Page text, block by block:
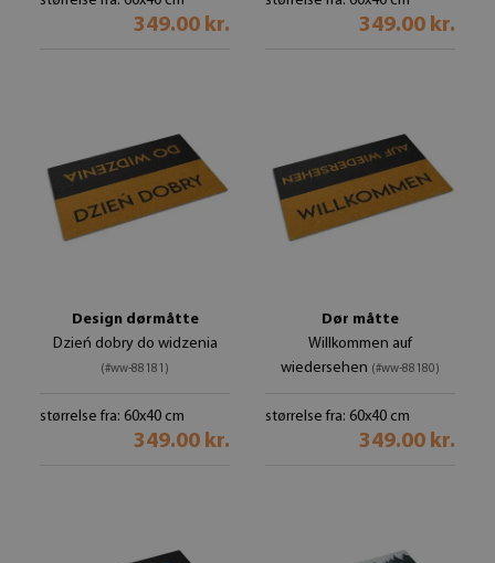
349.00 kr. 349.00 kr.
Design dørmåtte
Dzień dobry do widzenia
(#ww-88181)
størrelse fra: 60x40 cm
349.00 kr.
Dør måtte
Willkommen auf
wiedersehen (#ww-88180)
størrelse fra: 60x40 cm
349.00 kr.